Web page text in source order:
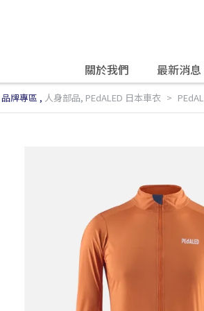
關於我們 最新消息
品牌專區 , 人身部品, PEdALED 日本車衣